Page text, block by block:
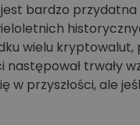
bardzo
wielu
następował trwały
w przyszłości, ale